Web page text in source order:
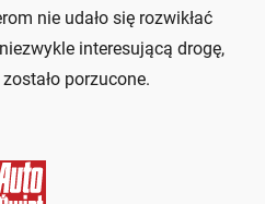
nie udało się rozwikłać
interesującą drogę,
porzucone.